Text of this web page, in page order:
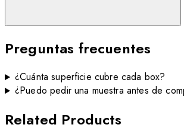
Preguntas frecuentes
¿Cuánta superficie cubre cada box?
¿Puedo pedir una muestra antes de
Related Products